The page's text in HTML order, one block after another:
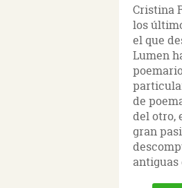
Cristina
los
el que
Lumen
de
del otro,
gran
antiguas